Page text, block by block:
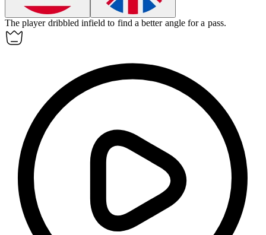
The player dribbled infield to find a better angle for a pass.